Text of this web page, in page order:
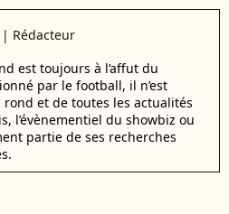
| Rédacteur
est toujours à l’affut du
par le football, il n’est
et de toutes les actualités
l’évènementiel du showbiz ou
partie de ses recherches